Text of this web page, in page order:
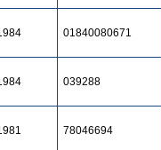
01840080671
039288
78046694